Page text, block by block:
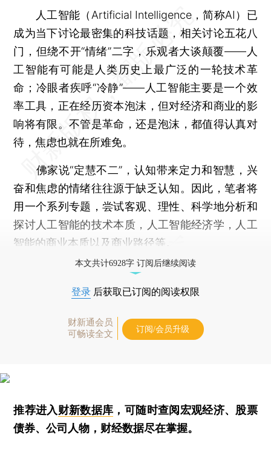
人工智能（Artificial Intelligence，简称AI）已
成为当下讨论最密集的科技话题，相关讨论五花八
门，但绕不开“情绪”二字，乐观者大谈颠覆——人
工智能有可能是人类历史上最广泛的一轮技术革
命；冷眼者疾呼“冷静”——人工智能主要是一个效
率工具，正在经历资本泡沫，但对经济和商业的影
响将有限。不管是革命，还是泡沫，都值得认真对
待，焦虑也就在所难免。
佛家说“定慧不二”，认知带来定力和智慧，兴
奋和焦虑的情绪往往源于缺乏认知。因此，笔者将
用一个系列专题，尝试客观、理性、科学地分析和
探讨人工智能的技术本质，人工智能经济学，人工
智能的商业本质以及商业路径等。
本文共计6928字 订阅后继续阅读
登录 后获取已订阅的阅读权限
财新通会员
可畅读全文
订阅/会员升级
推荐进入财新数据库 ，可随时查阅宏观经济、股票
债券、公司人物，财经数据尽在掌握。